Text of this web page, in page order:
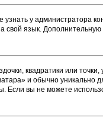
узнать у администратора
свой язык.
квадратики или
и обычно уникально
Если вы не можете